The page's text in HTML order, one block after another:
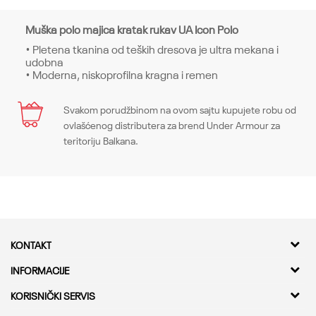
Muška polo majica kratak rukav UA Icon Polo
• Pletena tkanina od teških dresova je ultra mekana i
udobna
• Moderna, niskoprofilna kragna i remen
Karakteristika
Kategorija
CO
Ime/Nadimak
Svakom porudžbinom na ovom sajtu kupujete robu od
ovlašćenog distributera za brend Under Armour za
teritoriju Balkana.
KONTAKT
Kvantum Sport d.o.o.
Adresa
INFORMACIJE
O nama
KORISNIČKI SERVIS